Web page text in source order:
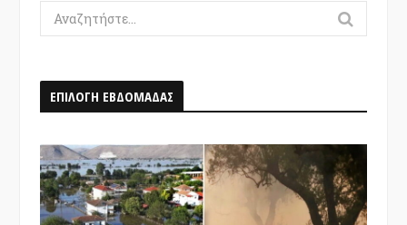
Search
for:
ΕΠΙΛΟΓΗ ΕΒΔΟΜΑΔΑΣ